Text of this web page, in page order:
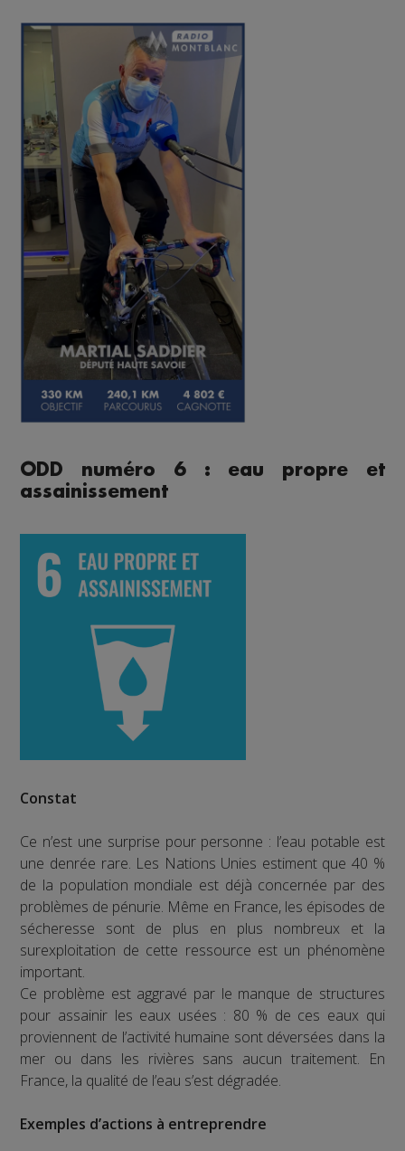
ODD numéro 6 : eau propre et
assainissement
Constat
Ce n’est une surprise pour personne : l’eau potable est
une denrée rare. Les Nations Unies estiment que 40 %
de la population mondiale est déjà concernée par des
problèmes de pénurie. Même en France, les épisodes de
sécheresse sont de plus en plus nombreux et la
surexploitation de cette ressource est un phénomène
important.
Ce problème est aggravé par le manque de structures
pour assainir les eaux usées : 80 % de ces eaux qui
proviennent de l’activité humaine sont déversées dans la
mer ou dans les rivières sans aucun traitement. En
France, la qualité de l’eau s’est dégradée.
Exemples d’actions à entreprendre